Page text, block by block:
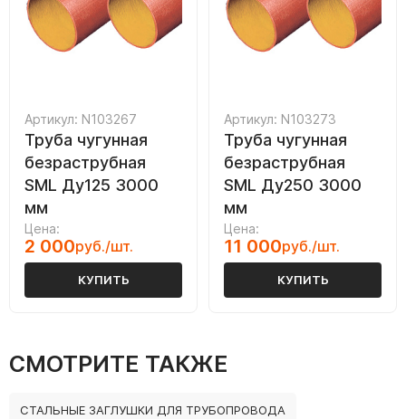
Артикул: N103267
Труба чугунная
безраструбная
SML Ду125 3000
мм
Цена:
2 000руб./шт.
КУПИТЬ
Артикул: N103273
Труба чугунная
безраструбная
SML Ду250 3000
мм
Цена:
11 000руб./шт.
КУПИТЬ
СМОТРИТЕ ТАКЖЕ
СТАЛЬНЫЕ ЗАГЛУШКИ ДЛЯ ТРУБОПРОВОДА